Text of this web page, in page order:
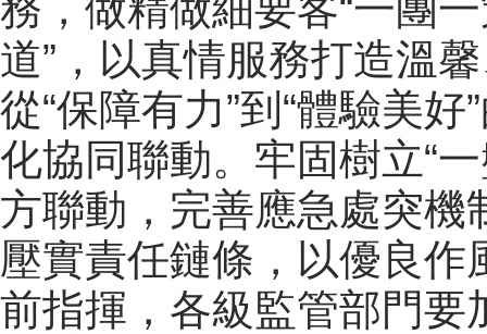
道”，以真情服務打造溫
從“保障有力”到“體驗美
化協同聯動。牢固樹立“
方聯動，完善應急處突機
壓實責任鏈條，以優良
前指揮，各級監管部門要